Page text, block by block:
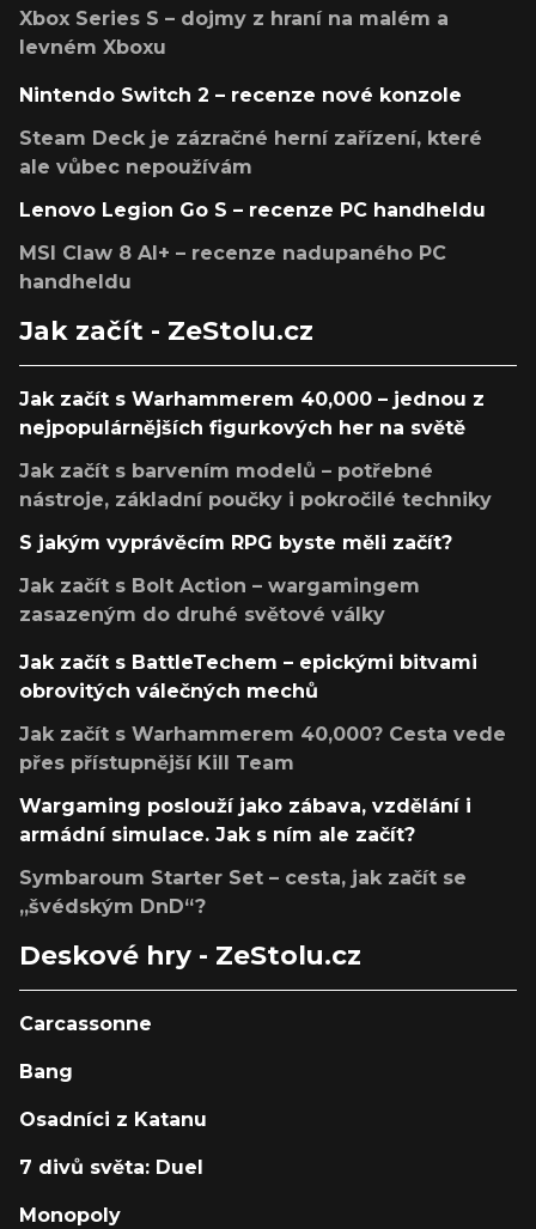
Xbox Series S – dojmy z hraní na malém a
levném Xboxu
Nintendo Switch 2 – recenze nové konzole
Steam Deck je zázračné herní zařízení, které
ale vůbec nepoužívám
Lenovo Legion Go S – recenze PC handheldu
MSI Claw 8 AI+ – recenze nadupaného PC
handheldu
Jak začít - ZeStolu.cz
Jak začít s Warhammerem 40,000 – jednou z
nejpopulárnějších figurkových her na světě
Jak začít s barvením modelů – potřebné
nástroje, základní poučky i pokročilé techniky
S jakým vyprávěcím RPG byste měli začít?
Jak začít s Bolt Action – wargamingem
zasazeným do druhé světové války
Jak začít s BattleTechem – epickými bitvami
obrovitých válečných mechů
Jak začít s Warhammerem 40,000? Cesta vede
přes přístupnější Kill Team
Wargaming poslouží jako zábava, vzdělání i
armádní simulace. Jak s ním ale začít?
Symbaroum Starter Set – cesta, jak začít se
„švédským DnD“?
Deskové hry - ZeStolu.cz
Carcassonne
Bang
Osadníci z Katanu
7 divů světa: Duel
Monopoly